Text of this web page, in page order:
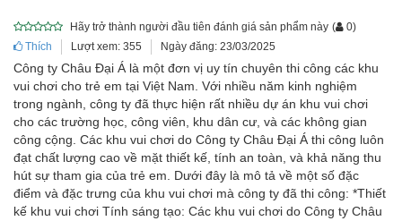
Hãy trở thành người đầu tiên đánh giá sản phẩm này ( 0)
Thích
Lượt xem: 355 Ngày đăng: 23/03/2025
Công ty Châu Đại Á là một đơn vị uy tín chuyên thi công các khu
vui chơi cho trẻ em tại Việt Nam. Với nhiều năm kinh nghiệm
trong ngành, công ty đã thực hiện rất nhiều dự án khu vui chơi
cho các trường học, công viên, khu dân cư, và các không gian
công cộng. Các khu vui chơi do Công ty Châu Đại Á thi công luôn
đạt chất lượng cao về mặt thiết kế, tính an toàn, và khả năng thu
hút sự tham gia của trẻ em. Dưới đây là mô tả về một số đặc
điểm và đặc trưng của khu vui chơi mà công ty đã thi công: *Thiết
kế khu vui chơi Tính sáng tạo: Các khu vui chơi do Công ty Châu